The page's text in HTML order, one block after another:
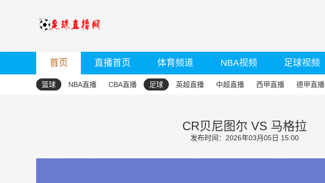
首页 直播首页 体育频道 NBA视频 足球视频
篮球 NBA直播 CBA直播 足球 英超直播 中超直播 西甲直播 德甲直播
CR贝尼图尔 VS 马格拉
发布时间：2026年03月05日 15:00